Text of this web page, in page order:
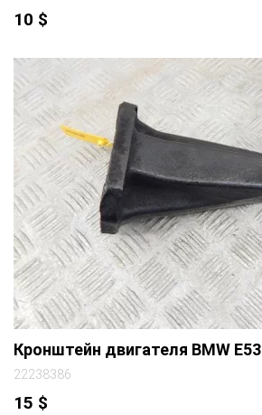
10 $
Кронштейн двигателя BMW E53
22238386
15 $